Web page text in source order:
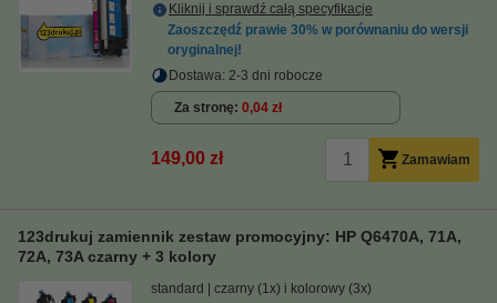
Kliknij i sprawdź całą specyfikacje
Zaoszczędź prawie 30% w porównaniu do wersji
oryginalnej!
Dostawa: 2-3 dni robocze
Za stronę 0,04 zł
149,00 zł Zamawiam
123drukuj zamiennik zestaw promocyjny: HP Q6470A, 71A,
72A, 73A czarny + 3 kolory
standard czarny (1x) i kolorowy (3x)